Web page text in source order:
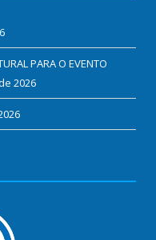
PARA O EVENTO
2026